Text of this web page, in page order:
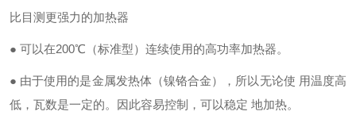
比目测更强力的加热器
● 可以在200℃ （标准型）连续使用的高功率加热器。
● 由于使用的是金属发热体（镍铬合金），所以无论使 用温度高
低，瓦数是一定的。因此容易控制，可以稳定 地加热。